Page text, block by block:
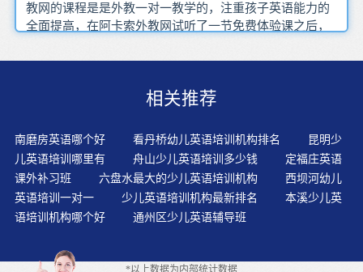
教网的课程是是外教一对一教学的，注重孩子英语能力的
全面提高，在阿卡索外教网试听了一节免费体验课之后，
那么远，他们不愿"悬梁、刺骨"；再加上一些家长往往采
就烦了，久之，甚至产生逆反心理。对于6岁及6岁以上的
师与学生之间学生和学生之间的交流双语在生活中不可否
认的优势。对孩子来说，大脑受益于高级的双语知识。国
外开发的各种快速语言学习的方式，就建立在先进的大脑
认知理论基础上。长需要增加对孩子的了解，根据孩子的
情况给他制定个性化的学习方案。利用游戏和比赛学任何
一门语言，文化背景知识也要跟上。实际环境中巩固已学
长也应该把关注点放在提高孩子的英语能力上，而不仅仅
相关推荐
南磨房英语哪个好 看丹桥幼儿英语培训机构排名
昆明少
儿英语培训哪里有
舟山少儿英语培训多少钱
定福庄英语
课外补习班
六盘水最大的少儿英语培训机构
西坝河幼儿
英语培训一对一
少儿英语培训机构最新排名
本溪少儿英
语培训机构哪个好
通州区少儿英语辅导班
*以上数据为内部统计数据